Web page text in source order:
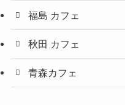
福島 カフェ
秋田 カフェ
青森カフェ